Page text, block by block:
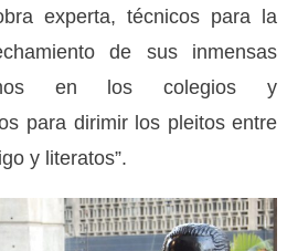
experta, técnicos para la
de sus inmensas
en los colegios y
para dirimir los pleitos entre
y literatos”.